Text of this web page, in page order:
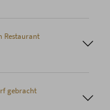
Restaurant
gebracht